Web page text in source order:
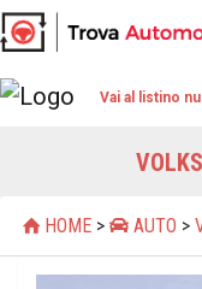
Vai al listino
HOME > AUTO >